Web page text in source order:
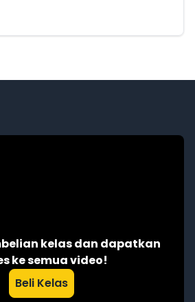
kelas dan dapatkan
ke semua video!
Beli Kelas